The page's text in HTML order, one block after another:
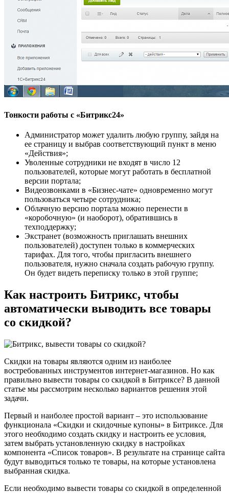
Тонкости работы с «Битрикс24»
Администратор может удалить любую группу, зайдя на
ее страницу и выбрав соответствующий пункт в меню
«Действия»;
Уволенные сотрудники не входят в число 12
пользователей, которые могут работать в бесплатной
версии портала;
Видеозвонками в «Бизнес-чате» одновременно могут
пользоваться четыре сотрудника;
Облачную версию портала можно перенести в
«коробочную» (и наоборот), обратившись в
техподдержку;
Экстранет (возможность приглашать внешних
пользователей) доступен только в коммерческих
тарифах. Для того, чтобы пригласить внешнего
пользователя, нужно сначала создать рабочую группу.
Он будет видеть переписку только в этой группе;
Как настроить Битрикс, чтобы
автоматически выводить все товары
со скидкой?
Скидки на товары являются одним из наиболее
востребованных инструментов интернет-магазинов. Но как
правильно вывести товары со скидкой в Битриксе? В данной
статье мы рассмотрим несколько вариантов решения этой
задачи.
Первый и наиболее простой вариант – это использование
функционала «Скидки и скидочные купоны» в Битриксе. Для
этого необходимо создать скидку и настроить ее условия,
затем выбрать установленную скидку в настройках
компонента «Список товаров». В результате на странице сайта
будут выводиться только те товары, на которые установлена
выбранная скидка.
Если необходимо вывести товары со скидкой в определенной